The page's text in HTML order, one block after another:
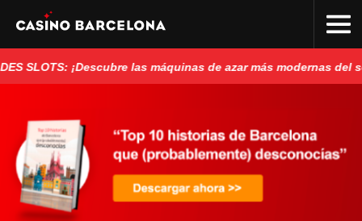
SLOTS: ¡Descubre las máquinas de azar más modernas del